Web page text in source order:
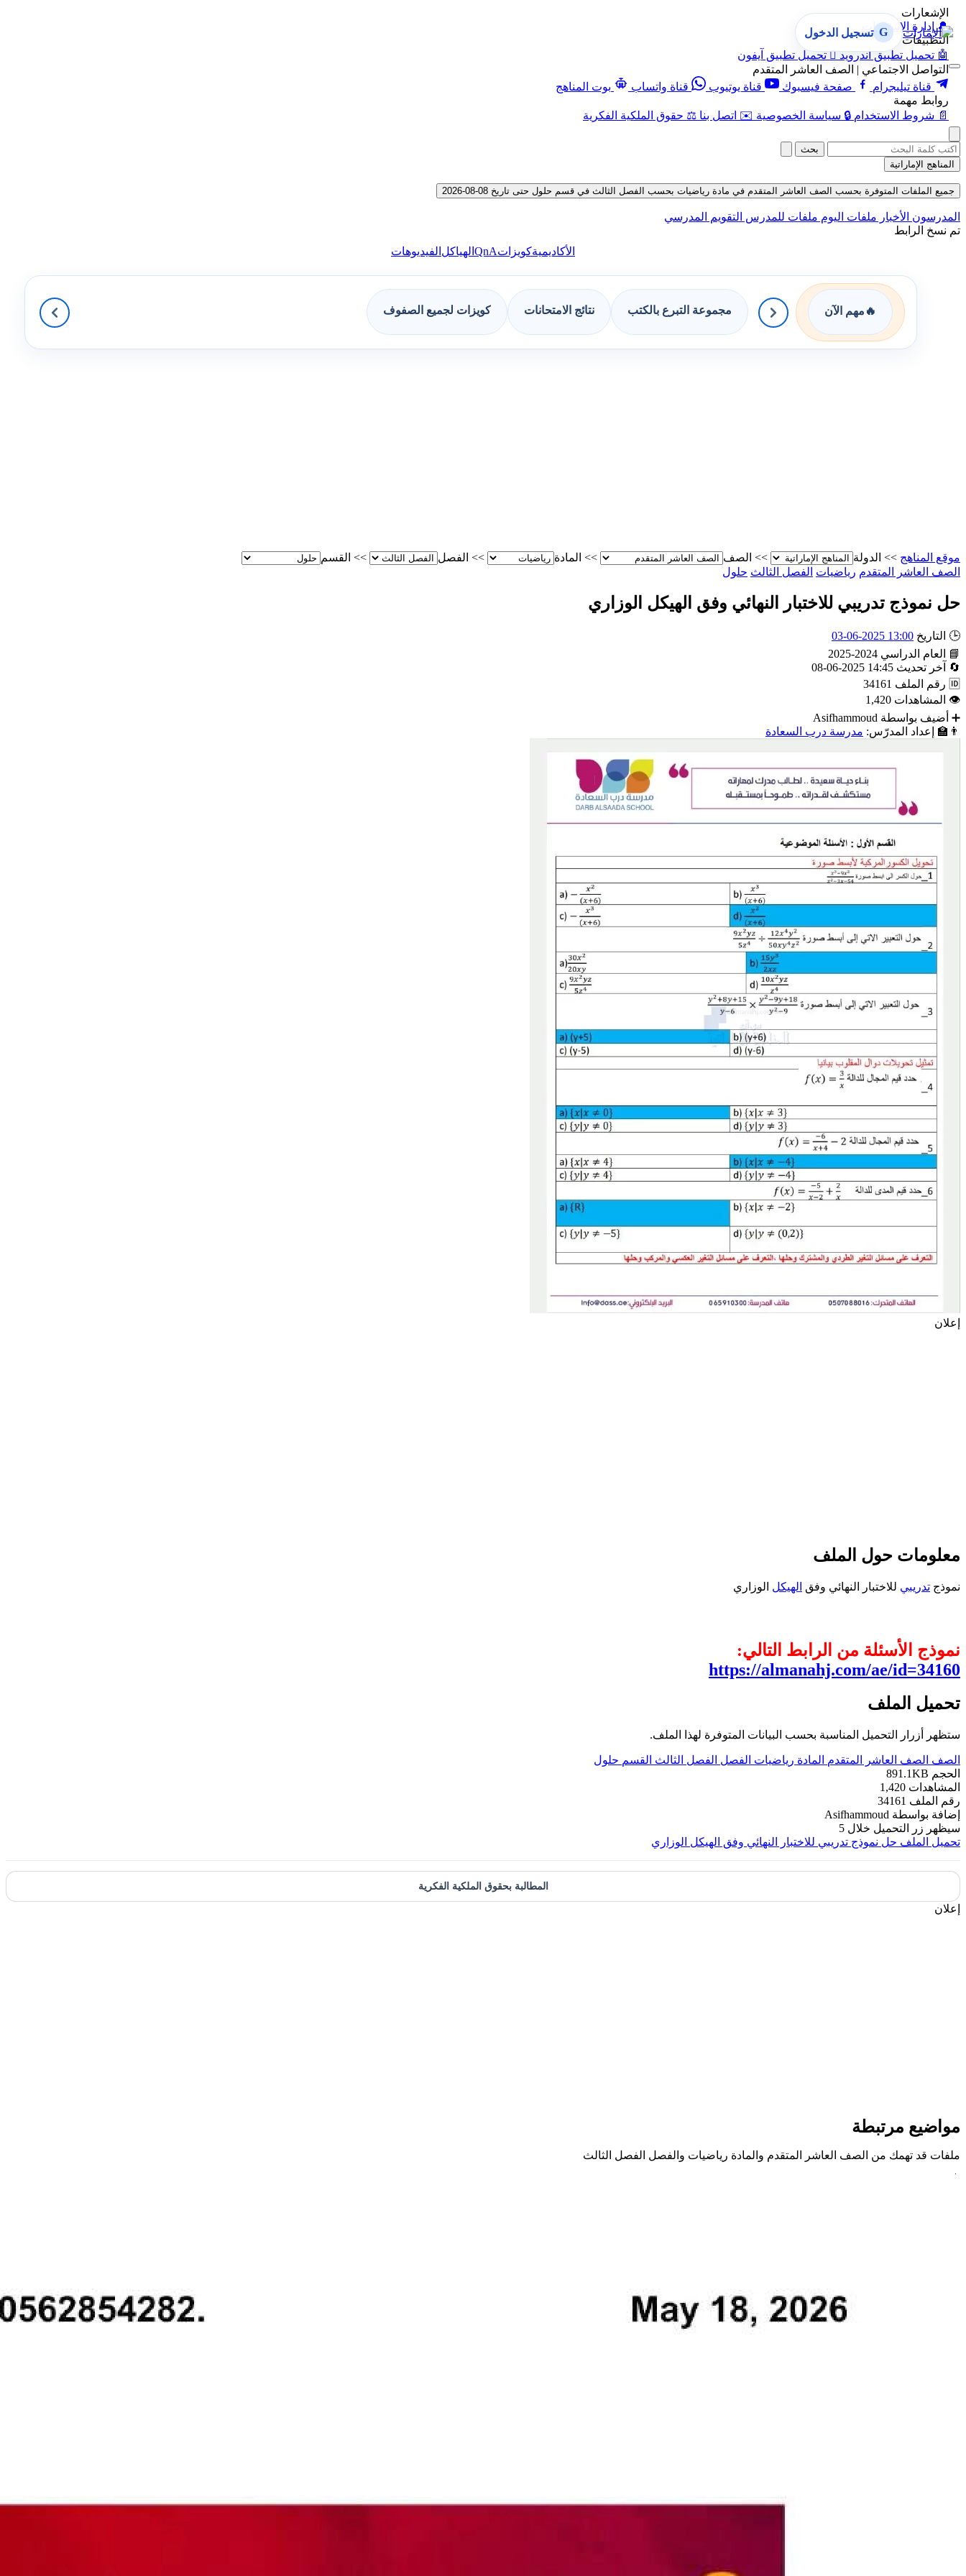
الإشعارات
🔔 إدارة الإشعارات
التطبيقات
🤖 تحميل تطبيق أندرويد  تحميل تطبيق آيفون
التواصل الاجتماعي | الصف العاشر المتقدم
قناة تيليجرام
صفحة فيسبوك قناة يوتيوب قناة واتساب
بوت المناهج
روابط مهمة
📄 شروط الاستخدام 🔒 سياسة الخصوصية ✉️ اتصل بنا ⚖️ حقوق الملكية الفكرية
G تسجيل الدخول
بحث
المناهج الإماراتية
جميع الملفات المتوفرة بحسب الصف العاشر المتقدم في مادة رياضيات بحسب الفصل الثالث في قسم حلول حتى تاريخ 08-08-2026
المدرسون الأخبار ملفات اليوم ملفات للمدرس التقويم المدرسي
تم نسخ الرابط
الأكاديميةكويزاتQnA الهياكل الفيديوهات
🔥 مهم الآن مجموعة التبرع بالكتب نتائج الامتحانات كويزات لجميع الصفوف
موقع المناهج >> الدولة >> الصف >> المادة >> الفصل >> القسم
الصف العاشر المتقدم رياضيات الفصل الثالث حلول
حل نموذج تدريبي للاختبار النهائي وفق الهيكل الوزاري
🕒 التاريخ 13:00 2025-06-03
📘
العام الدراسي 2024-2025
🔄
آخر تحديث 14:45 2025-06-08
🆔 رقم الملف 34161
👁 المشاهدات 1,420
➕ أضيف بواسطة Asifhammoud
👨‍🏫
إعداد المدرّس: مدرسة درب السعادة
إعلان
معلومات حول الملف
نموذج تدريبي للاختبار النهائي وفق الهيكل الوزاري
نموذج الأسئلة من الرابط التالي:
https://almanahj.com/ae/id=34160
تحميل الملف
ستظهر أزرار التحميل المناسبة بحسب البيانات المتوفرة لهذا الملف.
الصف الصف العاشر المتقدم المادة رياضيات الفصل الفصل الثالث القسم حلول
الحجم 891.1KB
المشاهدات 1,420
رقم الملف 34161
إضافة بواسطة Asifhammoud
سيظهر زر التحميل خلال 5
تحميل الملف حل نموذج تدريبي للاختبار النهائي وفق الهيكل الوزاري
المطالبة بحقوق الملكية الفكرية
إعلان
مواضيع مرتبطة
ملفات قد تهمك من الصف العاشر المتقدم والمادة رياضيات والفصل الفصل الثالث